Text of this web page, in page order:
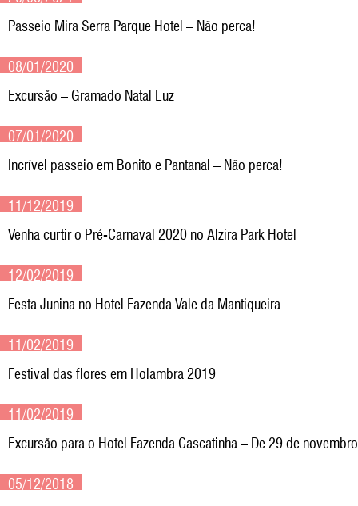
Passeio Mira Serra Parque Hotel – Não perca!
08/01/2020
Excursão – Gramado Natal Luz
07/01/2020
Incrível passeio em Bonito e Pantanal – Não perca!
11/12/2019
Venha curtir o Pré-Carnaval 2020 no Alzira Park Hotel
12/02/2019
Festa Junina no Hotel Fazenda Vale da Mantiqueira
11/02/2019
Festival das flores em Holambra 2019
11/02/2019
Excursão para o Hotel Fazenda Cascatinha – De 29 de
05/12/2018